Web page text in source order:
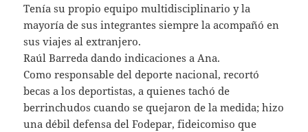
Tenía su propio equipo multidisciplinario y la
mayoría de sus integrantes siempre la acompañó en
sus viajes al extranjero.
Raúl Barreda dando indicaciones a Ana.
Como responsable del deporte nacional, recortó
becas a los deportistas, a quienes tachó de
berrinchudos cuando se quejaron de la medida; hizo
una débil defensa del Fodepar, fideicomiso que